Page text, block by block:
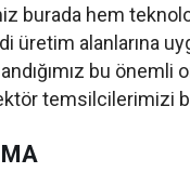
burada hem
üretim alanlarına
bu
temsilcilerimizi